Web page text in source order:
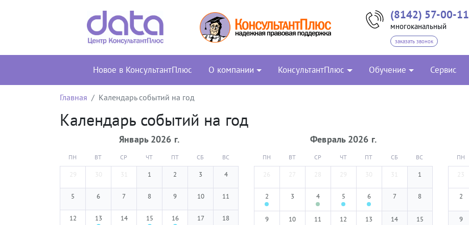
(8142) 57-00-11
многоканальный
заказать звонок
Новое в КонсультантПлюс О компании КонсультантПлюс Обучение Сервис
Главная Календарь событий на год
Календарь событий на год
Январь 2026 г.
ПН ВТ СР ЧТ ПТ СБ ВС
29 30 31 1 2 3 4
5 6 7 8 9 10 11
12 13 14 15 16 17 18
Февраль 2026 г.
ПН ВТ СР ЧТ ПТ СБ ВС
26 27 28 29 30 31 1
2 3 4 5 6 7 8
9 10 11 12 13 14 15
ПН
23
2
9